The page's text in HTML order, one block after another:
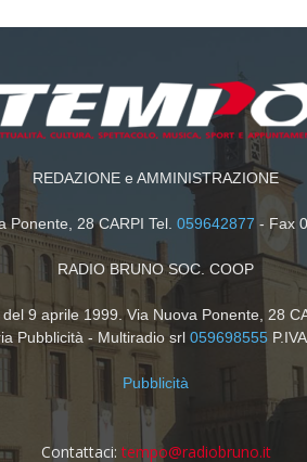
REDAZIONE e AMMINISTRAZIONE
Ponente, 28 CARPI Tel. 059642877 - Fax
RADIO BRUNO SOC. COOP
9 aprile 1999. Via Nuova Ponente, 28
Pubblicità - Multiradio srl 059698555
Pubblicità
Contattaci: tempo@radiobruno.it